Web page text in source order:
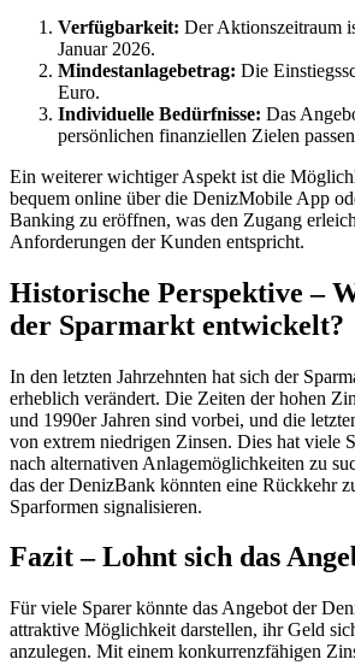
Verfügbarkeit: Der Aktionszeitraum
Januar 2026.
Mindestanlagebetrag: Die
Euro.
Individuelle Bedürfnisse: Das
persönlichen finanziellen Zielen
Ein weiterer wichtiger Aspekt ist die
bequem online über die DenizMobile App
Banking zu eröffnen, was den Zugang
Anforderungen der Kunden entspricht.
Historische Perspektive –
der Sparmarkt entwickelt?
In den letzten Jahrzehnten hat sich der
erheblich verändert. Die Zeiten der hohen
und 1990er Jahren sind vorbei, und die
von extrem niedrigen Zinsen. Dies hat viele
nach alternativen Anlagemöglichkeiten zu
das der DenizBank könnten eine Rückkehr
Sparformen signalisieren.
Fazit – Lohnt sich das
Für viele Sparer könnte das Angebot der
attraktive Möglichkeit darstellen, ihr Geld
anzulegen. Mit einem konkurrenzfähigen